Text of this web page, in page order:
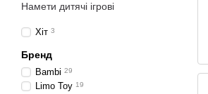
Намети дитячі ігрові
Хіт 3
Бренд
Bambi 29
Limo Toy 19